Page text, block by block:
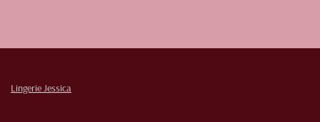
Lingerie Jessica